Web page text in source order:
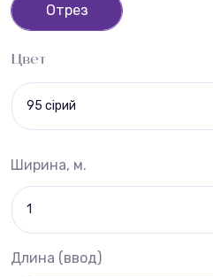
Отрез
Цвет
95 сірий
Ширина, м.
1
Длина (ввод)